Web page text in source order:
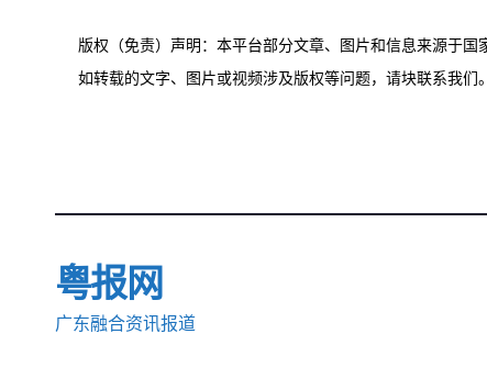
版权（免责）声明：本平台部分文章、图片和信息来源于
粤报网
广东融合资讯报道